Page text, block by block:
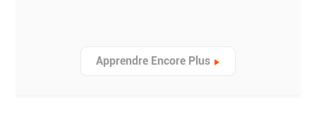
Apprendre Encore Plus